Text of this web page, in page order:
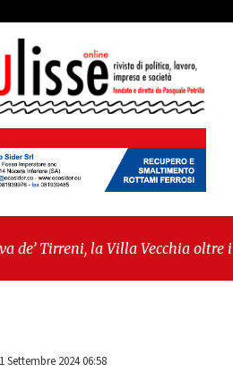
Tirreni, la Villa Vecchia oltre i
Settembre 2024 06:58